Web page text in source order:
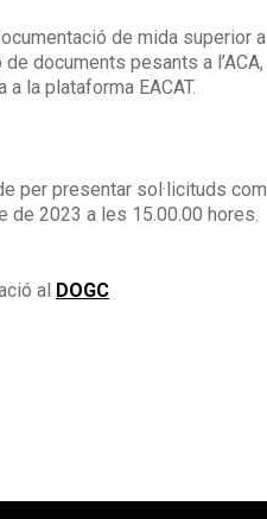
de mida superior
de documents pesants a
a la plataforma EACAT.
per presentar sol·licituds
de 2023 a les 15.00.00 hores.
al DOGC